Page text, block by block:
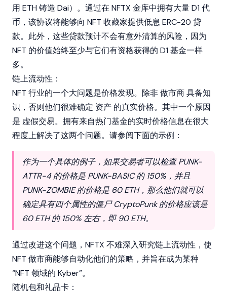
用 ETH 铸造 Dai）。通过在 NFTX 金库中拥有大量 D1 代
币，该协议将能够向 NFT 收藏家提供低息 ERC-20 贷
款。此外，这些贷款预计不会有意外清算的风险，因为
NFT 的价值始终至少与它们有资格获得的 D1 基金一样
多。
链上流动性：
NFT 行业的一个大问题是价格发现。除非做市商具备知
识，否则他们很难确定 资产 的真实价格。其中一个原因
是 虚假交易。拥有来自热门基金的实时价格信息在很大
程度上解决了这两个问题。请参阅下面的示例：
作为一个具体的例子，如果交易者可以检查 PUNK-
ATTR-4 的价格是 PUNK-BASIC 的 150%，并且
PUNK-ZOMBIE 的价格是 60 ETH，那么他们就可以
确定具有四个属性的僵尸 CryptoPunk 的价格应该是
60 ETH 的 150% 左右，即 90 ETH。
通过改进这个问题，NFTX 不难深入研究链上流动性，使
NFT 做市商能够自动化他们的策略，并旨在成为某种
“NFT 领域的 Kyber”。
随机包和礼品卡：